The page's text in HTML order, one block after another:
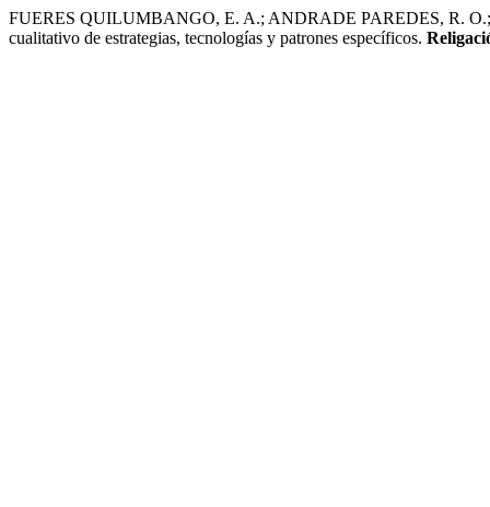
FUERES QUILUMBANGO, E. A.; ANDRADE PAREDES, R. O.;
cualitativo de estrategias, tecnologías y patrones específicos.